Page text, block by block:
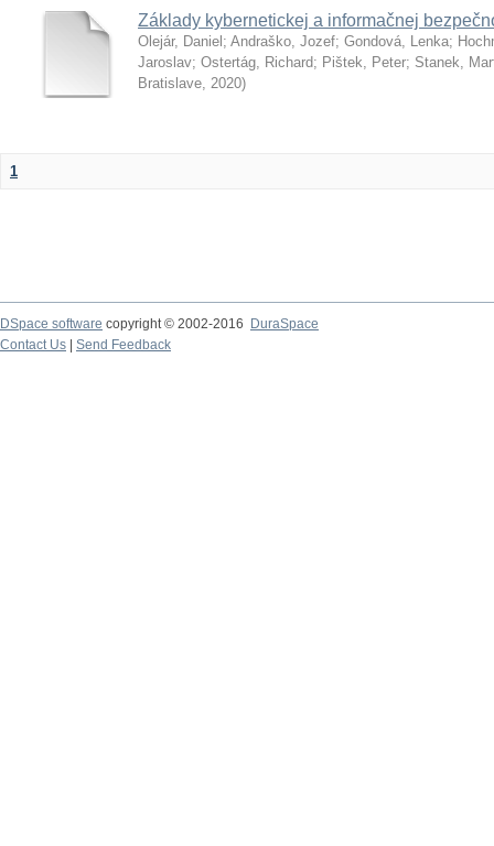
Základy kybernetickej a informačnej
Olejár, Daniel ; Andraško, Jozef; Gondová, Lenka;
Jaroslav; Ostertág, Richard; Pištek, Peter; Stanek,
Bratislave, 2020)
1
DSpace software copyright © 2002-2016
DuraSpace
Contact Us
Send Feedback